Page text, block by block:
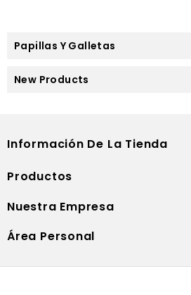
Papillas Y Galletas
New Products
Información De La Tienda
Productos
Nuestra Empresa
Área Personal